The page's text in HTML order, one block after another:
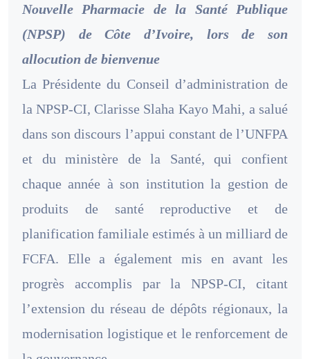
Nouvelle Pharmacie de la Santé Publique
(NPSP) de Côte d’Ivoire, lors de son
allocution de bienvenue
La Présidente du Conseil d’administration de
la NPSP-CI, Clarisse Slaha Kayo Mahi, a salué
dans son discours l’appui constant de l’UNFPA
et du ministère de la Santé, qui confient
chaque année à son institution la gestion de
produits de santé reproductive et de
planification familiale estimés à un milliard de
FCFA. Elle a également mis en avant les
progrès accomplis par la NPSP-CI, citant
l’extension du réseau de dépôts régionaux, la
modernisation logistique et le renforcement de